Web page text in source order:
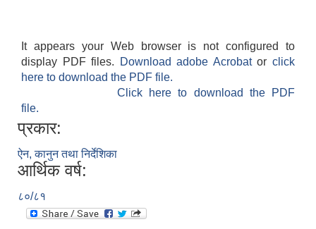
It appears your Web browser is not configured to
display PDF files.
Download adobe Acrobatorclick
here to download the PDF file.
Click here to download the PDF
file.
प्रकार:
ऐन, कानुन तथा निर्देशिका
आर्थिक वर्ष:
८०/८१